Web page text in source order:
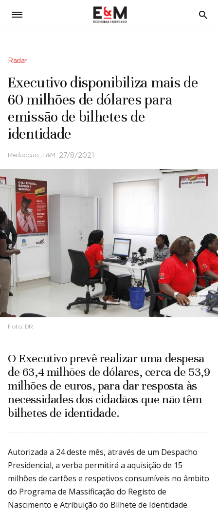
5
Radar
Executivo disponibiliza mais de
60 milhões de dólares para
emissão de bilhetes de
identidade
Redacção_E&M 27/8/2021
Foto: DR
O Executivo prevê realizar uma despesa
de 63,4 milhões de dólares, cerca de 53,9
milhões de euros, para dar resposta às
necessidades dos cidadãos que não têm
bilhetes de identidade.
Autorizada a 24 deste mês, através de um Despacho
Presidencial, a verba permitirá a aquisição de 15
milhões de cartões e respetivos consumíveis no âmbito
do Programa de Massificação do Registo de
Nascimento e Atribuição do Bilhete de Identidade.